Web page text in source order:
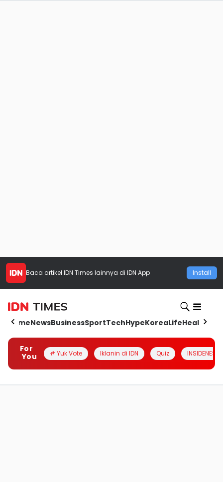
Baca artikel IDN Times lainnya di IDN App Install
HomeNewsBusinessSportTechHypeKoreaLifeHealth
For
You
# Yuk Vote Iklanin di IDN Quiz INSIDENESIA